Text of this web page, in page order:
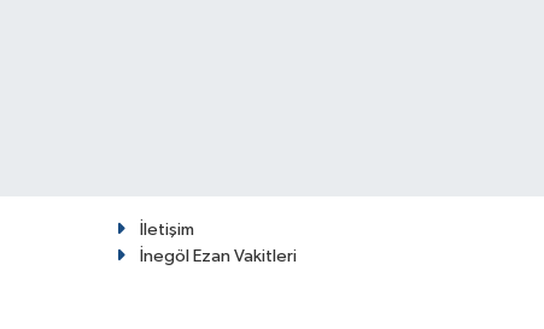
İletişim
İnegöl Ezan Vakitleri